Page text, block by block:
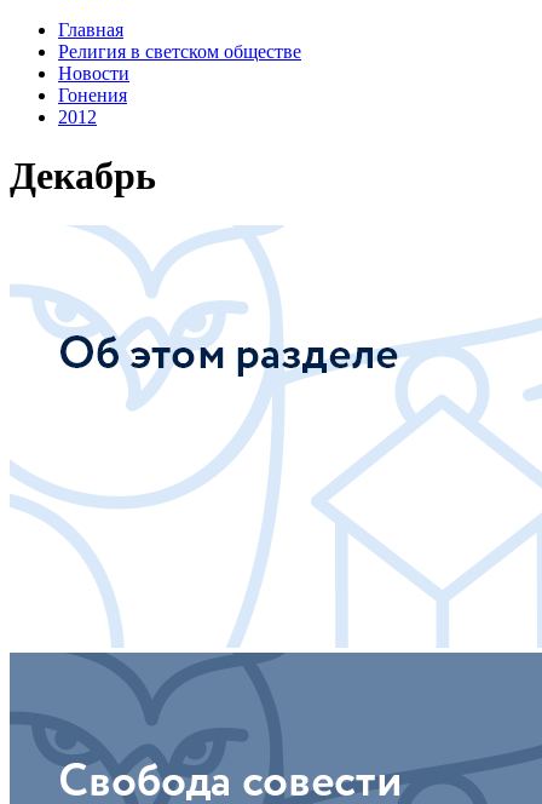
Главная
Религия в светском обществе
Новости
Гонения
2012
Декабрь